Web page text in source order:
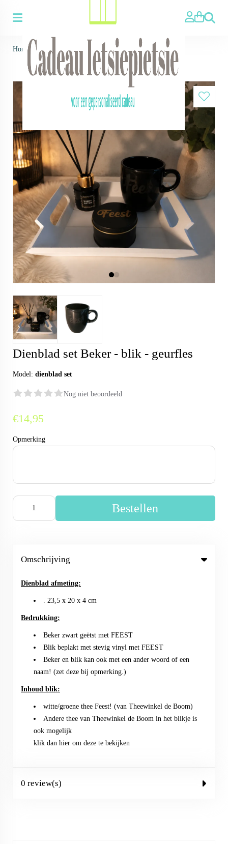
Zoeken
Home > Dienblad set Beker - blik - geurfles
Dienblad set Beker - blik - geurfles
Model: dienblad set
Nog niet beoordeeld
€14,95
Opmerking
Bestellen
Omschrijving
Dienblad afmeting:
. 23,5 x 20 x 4 cm
Bedrukking:
Beker zwart geëtst met FEEST
Blik beplakt met stevig vinyl met FEEST
Beker en blik kan ook met een ander woord of een
naam! (zet deze bij opmerking.)
Inhoud blik:
witte/groene thee Feest! (van Theewinkel de Boom)
Andere thee van Theewinkel de Boom in het blikje is
ook mogelijk
klik dan hier om deze te bekijken
0 review(s)